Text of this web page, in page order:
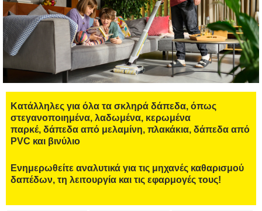
Κατάλληλες για όλα τα σκληρά δάπεδα, όπως
στεγανοποιημένα, λαδωμένα, κερωμένα
παρκέ, δάπεδα από μελαμίνη, πλακάκια, δάπεδα από
PVC και βινύλιο
Eνημερωθείτε αναλυτικά για τις μηχανές καθαρισμού
δαπέδων, τη λειτουργία και τις εφαρμογές τους!